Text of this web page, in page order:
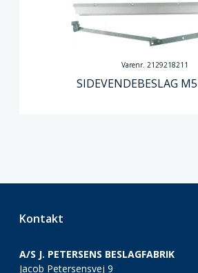
Varenr. 2129218211
SIDEVENDEBESLAG
Kontakt
A/S J. PETERSENS BESLAGFABRIK
Jacob Petersensvej 9